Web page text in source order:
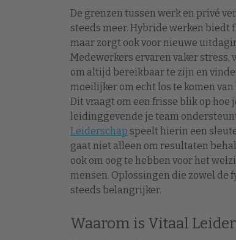
De grenzen tussen werk en privé
steeds meer. Hybride werken biedt
maar zorgt ook voor nieuwe
Medewerkers ervaren vaker stress,
om altijd bereikbaar te zijn en
moeilijker om echt los te komen van
Dit vraagt om een frisse blik op hoe
leidinggevende je team
Leiderschap speelt hierin een
gaat niet alleen om resultaten
ook om oog te hebben voor het
mensen. Oplossingen die zowel
steeds belangrijker.
Waarom is Vitaal